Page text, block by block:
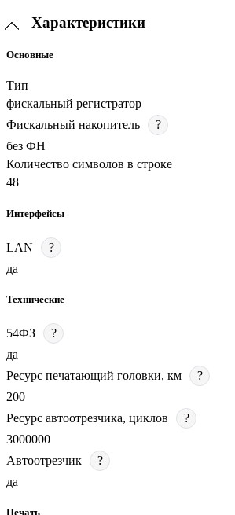
Характеристики
Основные
Тип
фискальный регистратор
Фискальный накопитель
?
без ФН
Количество символов в строке
48
Интерфейсы
LAN
?
да
Технические
54ФЗ
?
да
Ресурс печатающий головки, км
?
200
Ресурс автоотрезчика, циклов
?
3000000
Автоотрезчик
?
да
Печать